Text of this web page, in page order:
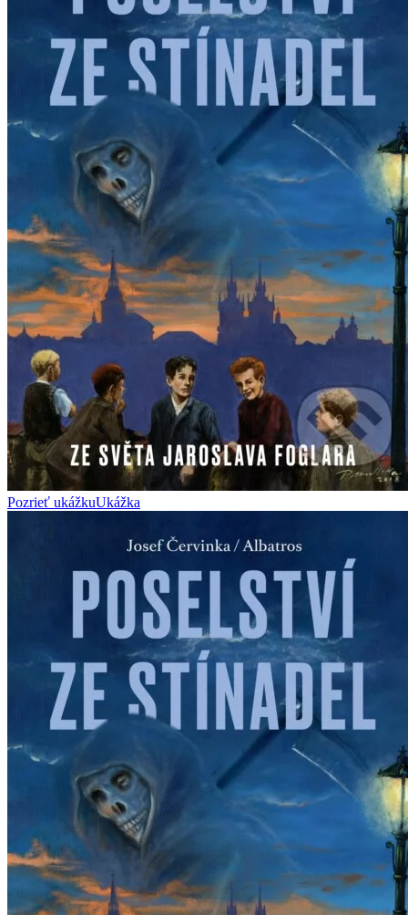
Pozrieť ukážkuUkážka